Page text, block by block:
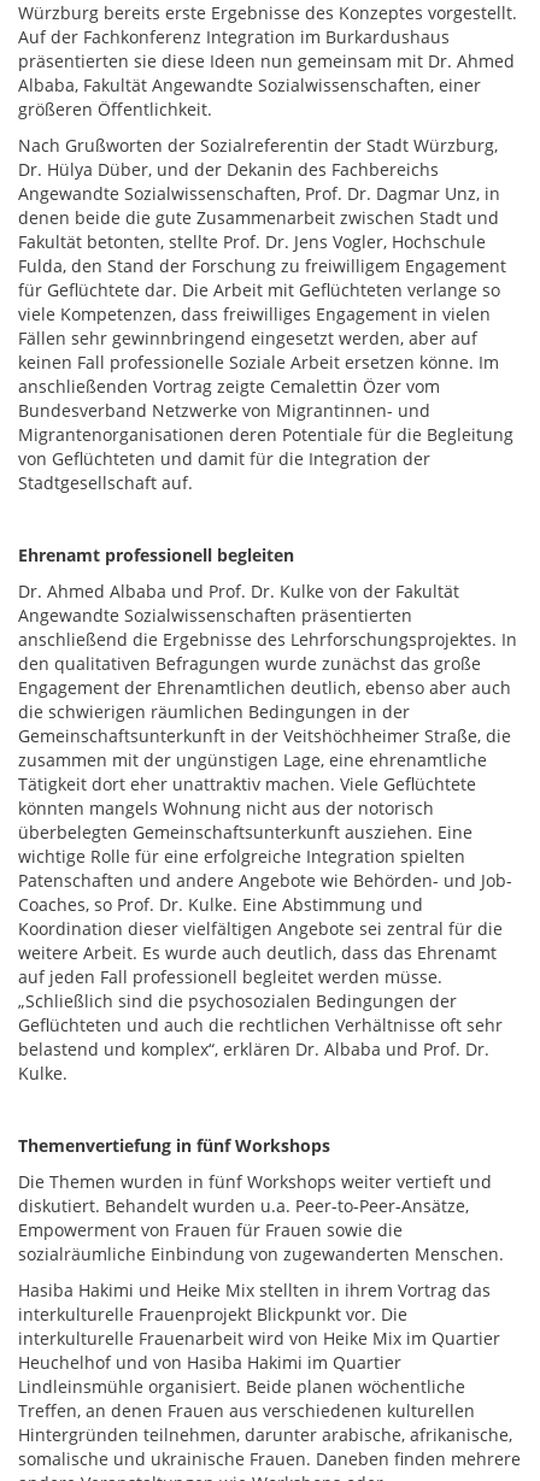
Würzburg bereits erste Ergebnisse des Konzeptes vorgestellt.
Auf der Fachkonferenz Integration im Burkardushaus
präsentierten sie diese Ideen nun gemeinsam mit Dr. Ahmed
Albaba, Fakultät Angewandte Sozialwissenschaften, einer
größeren Öffentlichkeit.
Nach Grußworten der Sozialreferentin der Stadt Würzburg,
Dr. Hülya Düber, und der Dekanin des Fachbereichs
Angewandte Sozialwissenschaften, Prof. Dr. Dagmar Unz, in
denen beide die gute Zusammenarbeit zwischen Stadt und
Fakultät betonten, stellte Prof. Dr. Jens Vogler, Hochschule
Fulda, den Stand der Forschung zu freiwilligem Engagement
für Geflüchtete dar. Die Arbeit mit Geflüchteten verlange so
viele Kompetenzen, dass freiwilliges Engagement in vielen
Fällen sehr gewinnbringend eingesetzt werden, aber auf
keinen Fall professionelle Soziale Arbeit ersetzen könne. Im
anschließenden Vortrag zeigte Cemalettin Özer vom
Bundesverband Netzwerke von Migrantinnen- und
Migrantenorganisationen deren Potentiale für die Begleitung
von Geflüchteten und damit für die Integration der
Stadtgesellschaft auf.
Ehrenamt professionell begleiten
Dr. Ahmed Albaba und Prof. Dr. Kulke von der Fakultät
Angewandte Sozialwissenschaften präsentierten
anschließend die Ergebnisse des Lehrforschungsprojektes. In
den qualitativen Befragungen wurde zunächst das große
Engagement der Ehrenamtlichen deutlich, ebenso aber auch
die schwierigen räumlichen Bedingungen in der
Gemeinschaftsunterkunft in der Veitshöchheimer Straße, die
zusammen mit der ungünstigen Lage, eine ehrenamtliche
Tätigkeit dort eher unattraktiv machen. Viele Geflüchtete
könnten mangels Wohnung nicht aus der notorisch
überbelegten Gemeinschaftsunterkunft ausziehen. Eine
wichtige Rolle für eine erfolgreiche Integration spielten
Patenschaften und andere Angebote wie Behörden- und Job-
Coaches, so Prof. Dr. Kulke. Eine Abstimmung und
Koordination dieser vielfältigen Angebote sei zentral für die
weitere Arbeit. Es wurde auch deutlich, dass das Ehrenamt
auf jeden Fall professionell begleitet werden müsse.
„Schließlich sind die psychosozialen Bedingungen der
Geflüchteten und auch die rechtlichen Verhältnisse oft sehr
belastend und komplex“, erklären Dr. Albaba und Prof. Dr.
Kulke.
Themenvertiefung in fünf Workshops
Die Themen wurden in fünf Workshops weiter vertieft und
diskutiert. Behandelt wurden u.a. Peer-to-Peer-Ansätze,
Empowerment von Frauen für Frauen sowie die
sozialräumliche Einbindung von zugewanderten Menschen.
Hasiba Hakimi und Heike Mix stellten in ihrem Vortrag das
interkulturelle Frauenprojekt Blickpunkt vor. Die
interkulturelle Frauenarbeit wird von Heike Mix im Quartier
Heuchelhof und von Hasiba Hakimi im Quartier
Lindleinsmühle organisiert. Beide planen wöchentliche
Treffen, an denen Frauen aus verschiedenen kulturellen
Hintergründen teilnehmen, darunter arabische, afrikanische,
somalische und ukrainische Frauen. Daneben finden mehrere